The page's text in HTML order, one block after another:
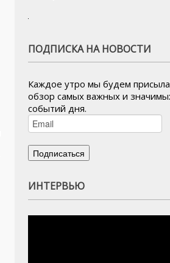
ПОДПИСКА НА НОВОСТИ
Каждое утро мы будем
обзор самых важных и
событий дня.
ИНТЕРВЬЮ